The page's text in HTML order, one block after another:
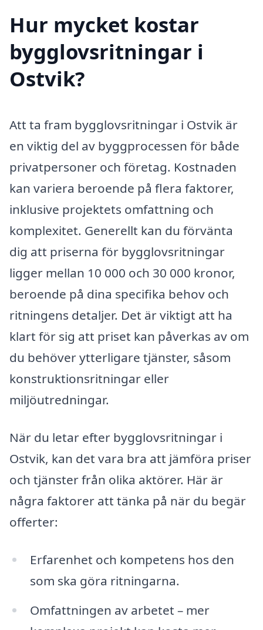
Hur mycket kostar
bygglovsritningar i
Ostvik?
Att ta fram bygglovsritningar i Ostvik är
en viktig del av byggprocessen för både
privatpersoner och företag. Kostnaden
kan variera beroende på flera faktorer,
inklusive projektets omfattning och
komplexitet. Generellt kan du förvänta
dig att priserna för bygglovsritningar
ligger mellan 10 000 och 30 000 kronor,
beroende på dina specifika behov och
ritningens detaljer. Det är viktigt att ha
klart för sig att priset kan påverkas av om
du behöver ytterligare tjänster, såsom
konstruktionsritningar eller
miljöutredningar.
När du letar efter bygglovsritningar i
Ostvik, kan det vara bra att jämföra priser
och tjänster från olika aktörer. Här är
några faktorer att tänka på när du begär
offerter:
Erfarenhet och kompetens hos den
som ska göra ritningarna.
Omfattningen av arbetet – mer